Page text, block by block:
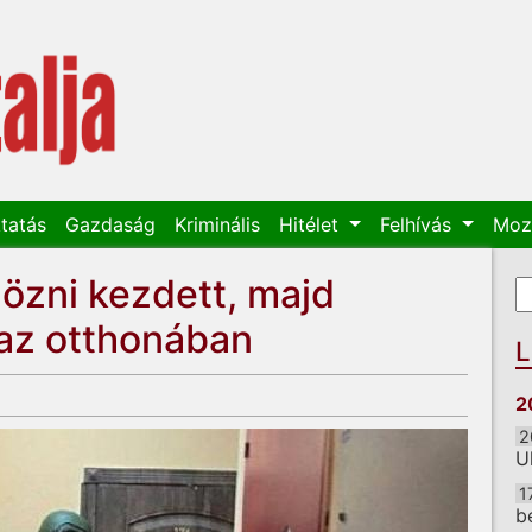
Gazdaság Kriminális Hitélet Felhívás
kezdett, majd
otthonában